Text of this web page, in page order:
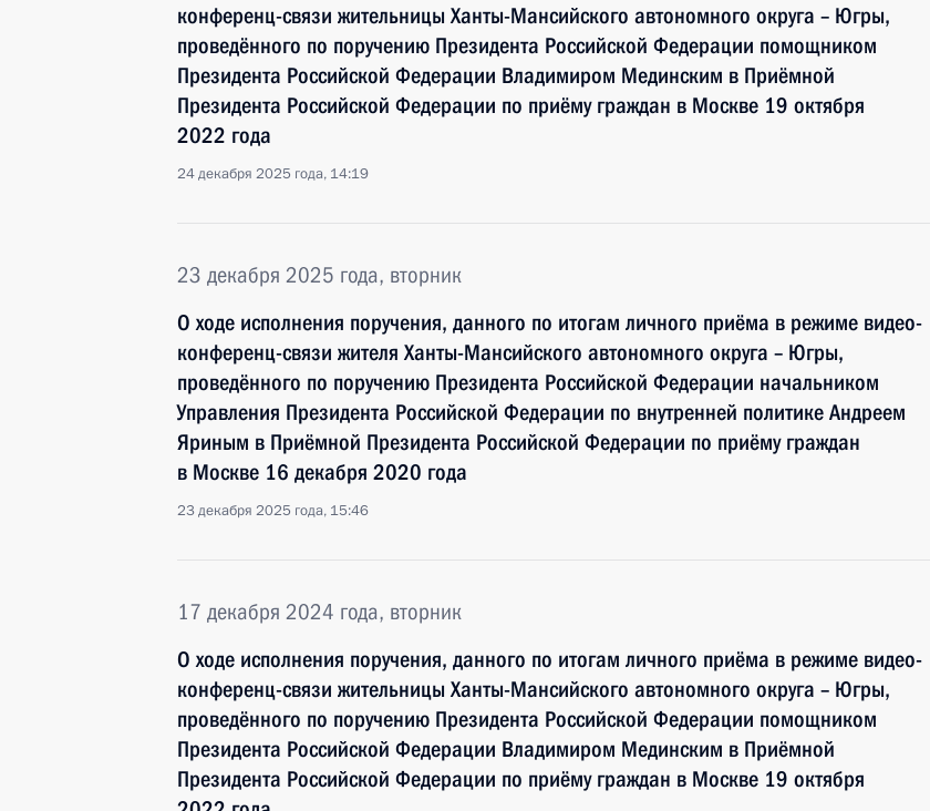
конференц-связи жительницы Ханты-Мансийского автономного округа – Югры,
проведённого по поручению Президента Российской Федерации помощником
Президента Российской Федерации Владимиром Мединским в Приёмной
Президента Российской Федерации по приёму граждан в Москве 19 октября
2022 года
24 декабря 2025 года, 14:19
23 декабря 2025 года, вторник
О ходе исполнения поручения, данного по итогам личного приёма в режиме видео-
конференц-связи жителя Ханты-Мансийского автономного округа – Югры,
проведённого по поручению Президента Российской Федерации начальником
Управления Президента Российской Федерации по внутренней политике Андреем
Яриным в Приёмной Президента Российской Федерации по приёму граждан
в Москве 16 декабря 2020 года
23 декабря 2025 года, 15:46
17 декабря 2024 года, вторник
О ходе исполнения поручения, данного по итогам личного приёма в режиме видео-
конференц-связи жительницы Ханты-Мансийского автономного округа – Югры,
проведённого по поручению Президента Российской Федерации помощником
Президента Российской Федерации Владимиром Мединским в Приёмной
Президента Российской Федерации по приёму граждан в Москве 19 октября